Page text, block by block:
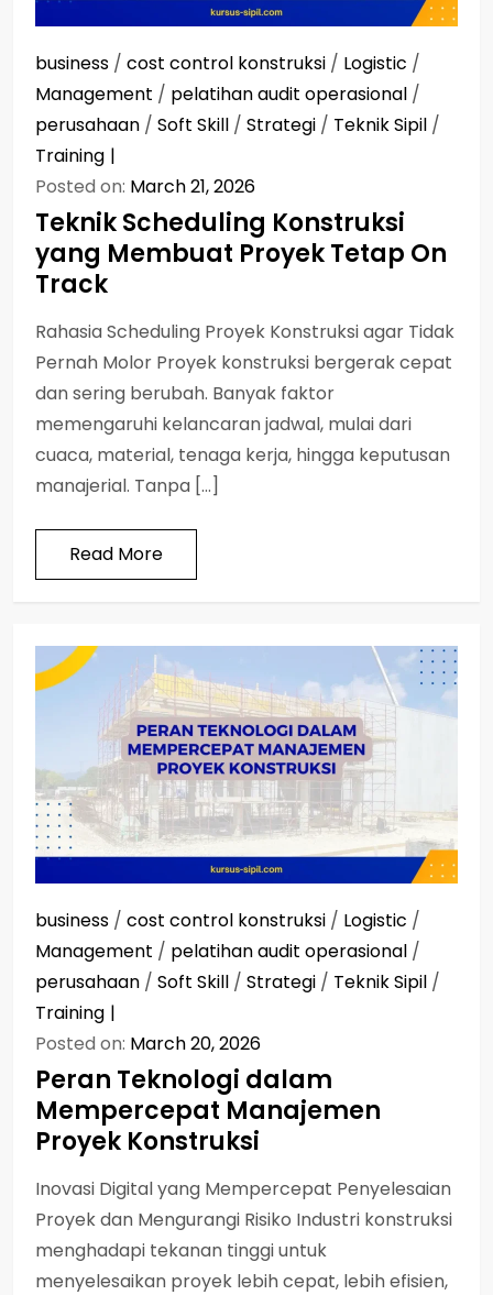
business / cost control konstruksi / Logistic /
Management / pelatihan audit operasional /
perusahaan / Soft Skill / Strategi / Teknik Sipil /
Training
Posted on: March 21, 2026
Teknik Scheduling Konstruksi
yang Membuat Proyek Tetap On
Track
Rahasia Scheduling Proyek Konstruksi agar Tidak
Pernah Molor Proyek konstruksi bergerak cepat
dan sering berubah. Banyak faktor
memengaruhi kelancaran jadwal, mulai dari
cuaca, material, tenaga kerja, hingga keputusan
manajerial. Tanpa […]
Read More
business / cost control konstruksi / Logistic /
Management / pelatihan audit operasional /
perusahaan / Soft Skill / Strategi / Teknik Sipil /
Training
Posted on: March 20, 2026
Peran Teknologi dalam
Mempercepat Manajemen
Proyek Konstruksi
Inovasi Digital yang Mempercepat Penyelesaian
Proyek dan Mengurangi Risiko Industri konstruksi
menghadapi tekanan tinggi untuk
menyelesaikan proyek lebih cepat, lebih efisien,